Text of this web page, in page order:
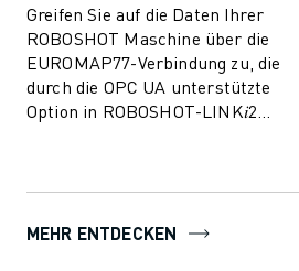
Greifen Sie auf die Daten Ihrer
ROBOSHOT Maschine über die
EUROMAP77-Verbindung zu, die
durch die OPC UA unterstützte
Option in ROBOSHOT-LINK𝑖2
MEHR ENTDECKEN